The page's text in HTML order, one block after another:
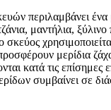
περιλαμβάνει ένα
μαντήλια, ξύλινο
μερίδια
κατά τις επίσημες
συμβαίνει σε